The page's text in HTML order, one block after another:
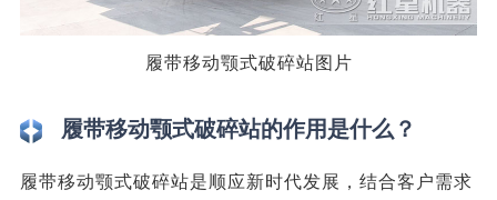
履带移动颚式破碎站图片
履带移动颚式破碎站的作用是什么？
履带移动颚式破碎站是顺应新时代发展，结合客户需求